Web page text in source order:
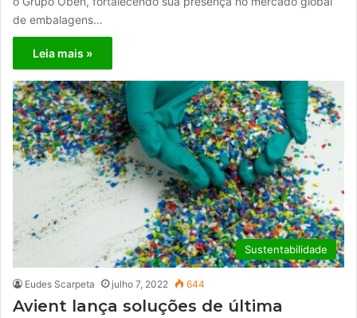
de embalagens…
Leia mais »
Sustentabilidade
Eudes Scarpeta julho 7, 2022 644
Avient lança soluções de última